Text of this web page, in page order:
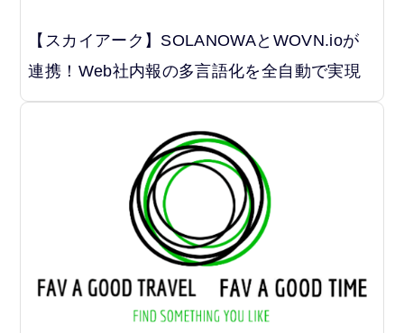
【スカイアーク】SOLANOWAとWOVN.ioが
連携！Web社内報の多言語化を全自動で実現